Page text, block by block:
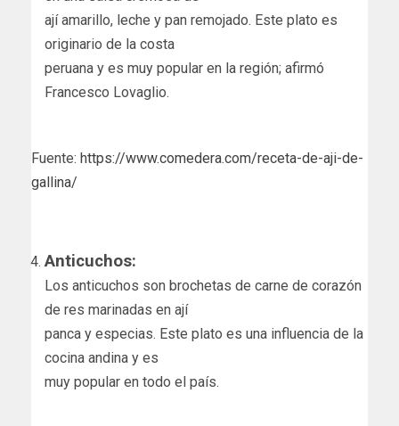
ají amarillo, leche y pan remojado. Este plato es
originario de la costa
peruana y es muy popular en la región; afirmó
Francesco Lovaglio.
Fuente: https://www.comedera.com/receta-de-aji-de-
gallina/
Anticuchos:
Los anticuchos son brochetas de carne de corazón
de res marinadas en ají
panca y especias. Este plato es una influencia de la
cocina andina y es
muy popular en todo el país.